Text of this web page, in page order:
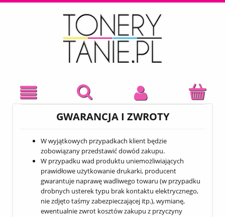
GWARANCJA I ZWROTY
W wyjątkowych przypadkach klient będzie
zobowiązany przedstawić dowód zakupu.
W przypadku wad produktu uniemożliwiających
prawidłowe użytkowanie drukarki, producent
gwarantuje naprawę wadliwego towaru (w przypadku
drobnych usterek typu brak kontaktu elektrycznego,
nie zdjęto taśmy zabezpieczającej itp.), wymianę,
ewentualnie zwrot kosztów zakupu z przyczyny